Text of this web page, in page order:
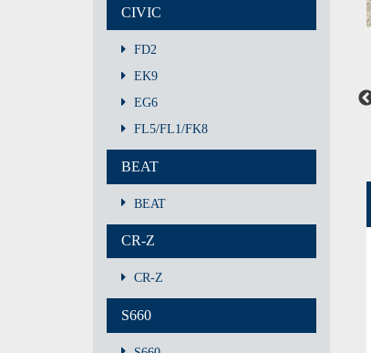
CIVIC
FD2
EK9
EG6
FL5/FL1/FK8
BEAT
BEAT
CR-Z
CR-Z
S660